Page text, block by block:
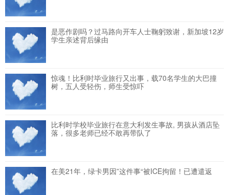
是恶作剧吗？过马路向开车人士鞠躬致谢，新加坡12岁
学生亲述背后缘由
惊魂！比利时毕业旅行又出事，载70名学生的大巴撞
树，五人受轻伤，师生受惊吓
比利时学校毕业旅行在意大利发生事故, 男孩从酒店坠
落，很多老师已经不敢再带队了
在美21年，绿卡男因”这件事“被ICE拘留！已遭遣返